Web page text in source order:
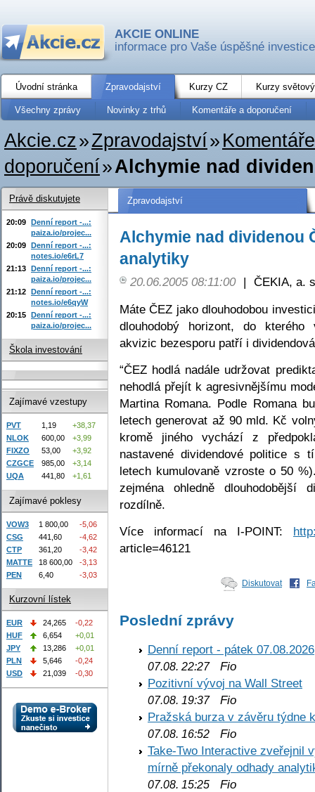
AKCIE ONLINE
informace pro Vaše úspěšné investice
Úvodní stránka Zpravodajství Kurzy CZ Kurzy
Všechny zprávy Novinky z trhů Komentáře a doporučení
Akcie.cz»Zpravodajství»
doporučení»Alchymie nad
Zpravodajství
Alchymie nad dividenou
analytiky
20.06.2005 08:11:00 | ČEKIA, a.
Máte ČEZ jako dlouhodobou
dlouhodobý horizont, do kterého
akvizic bezesporu patří i
“ČEZ hodlá nadále udržovat
nehodlá přejít k agresivnějšímu
Martina Romana. Podle Romana
letech generovat až 90 mld. Kč
kromě jiného vychází z
nastavené dividendové politice s
letech kumulovaně vzroste o 50
zejména ohledně dlouhodobější
rozdílně.
Více informací na I-POINT:
article=46121
Diskutovat
Poslední zprávy
Denní report - pátek 07.08.2026
07.08. 22:27Fio
Pozitivní vývoj na Wall Street
07.08. 19:37Fio
Pražská burza v závěru týdne
07.08. 16:52 Fio
Take-Two Interactive zveřejnil
mírně překonaly odhady
07.08. 15:25 Fio
Právě diskutujete
20:09 Denní report -...:
paiza.io/projec...
20:09 Denní report -...:
notes.io/e6rL7
21:13 Denní report -...:
paiza.io/projec...
21:12 Denní report -...:
notes.io/e6qyW
20:15 Denní report -...:
paiza.io/projec...
Škola investování
Zajímavé vzestupy
PVT 1,19
+38,37
NLOK
600,00
+3,99
FIXZO
53,00
+3,92
CZGCE
985,00
+3,14
UQA
441,80 +1,61
Zajímavé poklesy
VOW3 1 800,00
-5,06
CSG
441,60
-4,62
CTP
361,20
-3,42
MATTE
18 600,00
-3,13
PEN
6,40 -3,03
Kurzovní lístek
EUR 24,265
-0,22
HUF
6,654
+0,01
JPY
13,286
+0,01
PLN
5,646
-0,24
USD
21,039 -0,30